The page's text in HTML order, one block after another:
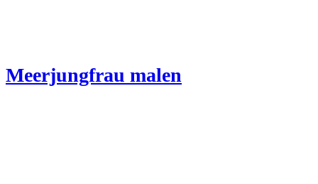
Meerjungfrau malen